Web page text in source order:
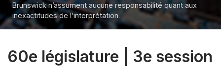
Brunswick n’assument aucune responsabilité quant aux
inexactitudes de l’interprétation.
60e législature | 3e session